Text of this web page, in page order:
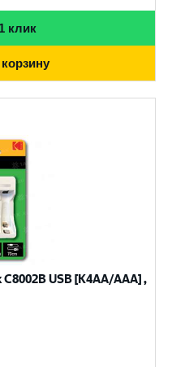
клик
USB [K4AA/AAA] ,